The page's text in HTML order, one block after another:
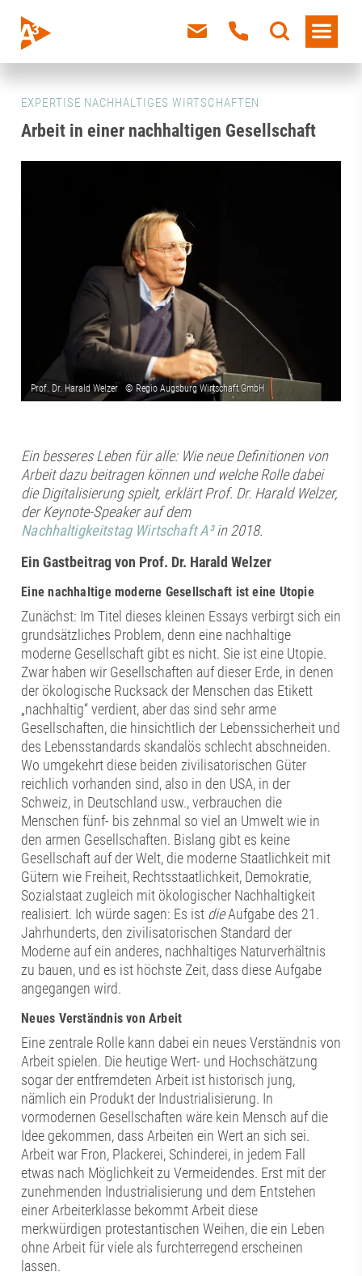
EXPERTISE NACHHALTIGES WIRTSCHAFTEN
Arbeit in einer nachhaltigen Gesellschaft
Ein besseres Leben für alle: Wie neue Definitionen von
Arbeit dazu beitragen können und welche Rolle dabei
die Digitalisierung spielt, erklärt Prof. Dr. Harald Welzer,
der Keynote-Speaker auf dem
Nachhaltigkeitstag Wirtschaft A³in 2018.
Ein Gastbeitrag von Prof. Dr. Harald Welzer
Eine nachhaltige moderne Gesellschaft ist eine Utopie
Zunächst: Im Titel dieses kleinen Essays verbirgt sich ein
grundsätzliches Problem, denn eine nachhaltige
moderne Gesellschaft gibt es nicht. Sie ist eine Utopie.
Zwar haben wir Gesellschaften auf dieser Erde, in denen
der ökologische Rucksack der Menschen das Etikett
„nachhaltig“ verdient, aber das sind sehr arme
Gesellschaften, die hinsichtlich der Lebenssicherheit und
des Lebensstandards skandalös schlecht abschneiden.
Wo umgekehrt diese beiden zivilisatorischen Güter
reichlich vorhanden sind, also in den USA, in der
Schweiz, in Deutschland usw., verbrauchen die
Menschen fünf- bis zehnmal so viel an Umwelt wie in
den armen Gesellschaften. Bislang gibt es keine
Gesellschaft auf der Welt, die moderne Staatlichkeit mit
Gütern wie Freiheit, Rechtsstaatlichkeit, Demokratie,
Sozialstaat zugleich mit ökologischer Nachhaltigkeit
realisiert. Ich würde sagen: Es ist dieAufgabe des 21.
Jahrhunderts, den zivilisatorischen Standard der
Moderne auf ein anderes, nachhaltiges Naturverhältnis
zu bauen, und es ist höchste Zeit, dass diese Aufgabe
angegangen wird.
Neues Verständnis von Arbeit
Eine zentrale Rolle kann dabei ein neues Verständnis von
Arbeit spielen. Die heutige Wert- und Hochschätzung
sogar der entfremdeten Arbeit ist historisch jung,
nämlich ein Produkt der Industrialisierung. In
vormodernen Gesellschaften wäre kein Mensch auf die
Idee gekommen, dass Arbeiten ein Wert an sich sei.
Arbeit war Fron, Plackerei, Schinderei, in jedem Fall
etwas nach Möglichkeit zu Vermeidendes. Erst mit der
zunehmenden Industrialisierung und dem Entstehen
einer Arbeiterklasse bekommt Arbeit diese
merkwürdigen protestantischen Weihen, die ein Leben
ohne Arbeit für viele als furchterregend erscheinen
lassen.